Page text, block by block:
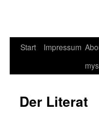
Start Impressum
Der Literat